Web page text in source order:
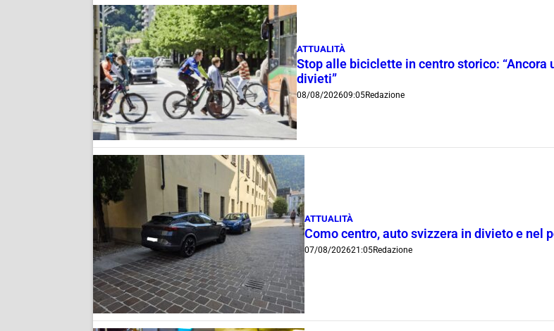
ATTUALITÀ
Stop alle biciclette in centro storico:
divieti”
08/08/202609:05Redazione
ATTUALITÀ
Como centro, auto svizzera in divieto e nel
07/08/202621:05Redazione